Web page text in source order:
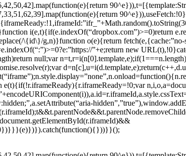
i(e,t){if(e.indexOf(“dropbox.com”)>=0)return
\{id\}/g,n)}function o(e){return
”+e;return new
null;var